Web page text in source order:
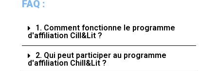
FAQ :
1. Comment fonctionne le programme
d'affiliation Cill&Lit ?
2. Qui peut participer au programme
d'affiliation Chill&Lit ?